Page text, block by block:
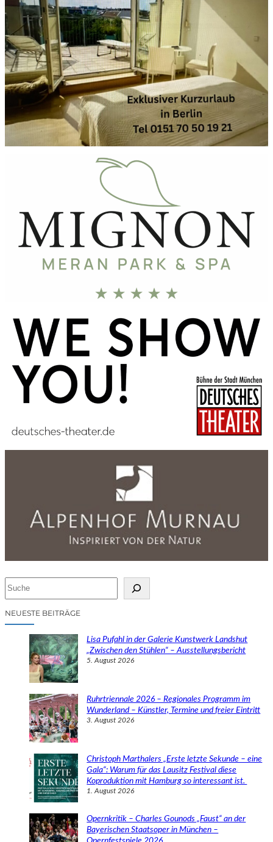
NEUESTE BEITRÄGE
Lisa Pufahl in der Galerie Kunstwerk Landshut
„Zwischen den Stühlen“ – Ausstellungsbericht
5. August 2026
Ruhrtriennale 2026 – Regionales Programm im
Wunderland – Künstler, Termine und freier Eintritt
3. August 2026
Christoph Marthalers „Erste letzte Sekunde – eine
Gala“: Warum für das Lausitz Festival diese
Koproduktion mit Hamburg so interessant ist.
1. August 2026
Opernkritik – Charles Gounods „Faust“ an der
Bayerischen Staatsoper in München –